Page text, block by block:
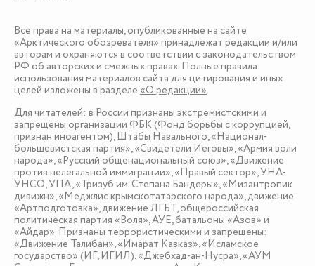
Все права на материалы, опубликованные на сайте
«Арктического обозревателя» принадлежат редакции и/или
авторам и охраняются в соответствии с законодательством
РФ об авторских и смежных правах. Полные правила
использования материалов сайта для цитирования и иных
целей изложены в разделе «О редакции».
Для читателей: в России признаны экстремистскими и
запрещены организации ФБК (Фонд борьбы с коррупцией,
признан иноагентом), Штабы Навального, «Национал-
большевистская партия», «Свидетели Иеговы», «Армия воли
народа», «Русский общенациональный союз», «Движение
против нелегальной иммиграции», «Правый сектор», УНА-
УНСО, УПА, «Тризуб им. Степана Бандеры», «Мизантропик
дивижн», «Меджлис крымскотатарского народа», движение
«Артподготовка», движение ЛГБТ, общероссийская
политическая партия «Воля», АУЕ, батальоны «Азов» и
«Айдар». Признаны террористическими и запрещены:
«Движение Талибан», «Имарат Кавказ», «Исламское
государство» (ИГ, ИГИЛ), «Джебхад-ан-Нусра», «АУМ